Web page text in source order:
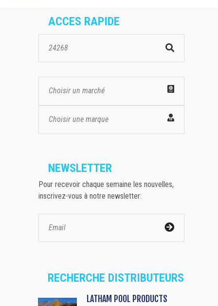
ACCES RAPIDE
Choisir un marché
Choisir une marque
NEWSLETTER
Pour recevoir chaque semaine les nouvelles,
inscrivez-vous à notre newsletter:
RECHERCHE DISTRIBUTEURS
LATHAM POOL PRODUCTS